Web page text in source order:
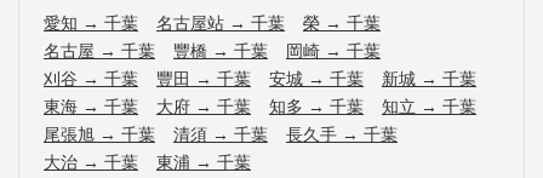
愛知 → 千葉 名古屋站 → 千葉 榮 → 千葉
名古屋 → 千葉 豐橋 → 千葉 岡崎 → 千葉
刈谷 → 千葉 豐田 → 千葉 安城 → 千葉 新城 → 千葉
東海 → 千葉 大府 → 千葉 知多 → 千葉 知立 → 千葉
尾張旭 → 千葉 清須 → 千葉 長久手 → 千葉
大治 → 千葉 東浦 → 千葉